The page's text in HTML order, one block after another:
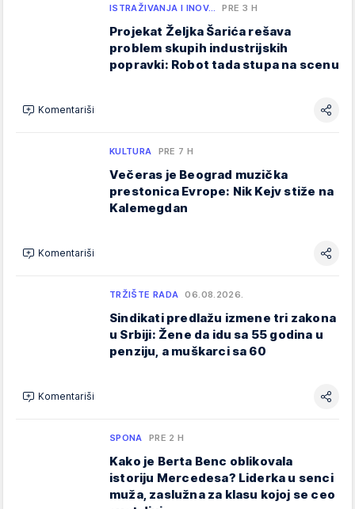
ISTRAŽIVANJA I INOV… PRE 3 H
Projekat Željka Šarića rešava
problem skupih industrijskih
popravki: Robot tada stupa na scenu
Komentariši
KULTURA PRE 7 H
Večeras je Beograd muzička
prestonica Evrope: Nik Kejv stiže na
Kalemegdan
Komentariši
TRŽIŠTE RADA 06.08.2026.
Sindikati predlažu izmene tri zakona
u Srbiji: Žene da idu sa 55 godina u
penziju, a muškarci sa 60
Komentariši
SPONA PRE 2 H
Kako je Berta Benc oblikovala
istoriju Mercedesa? Liderka u senci
muža, zaslužna za klasu kojoj se ceo